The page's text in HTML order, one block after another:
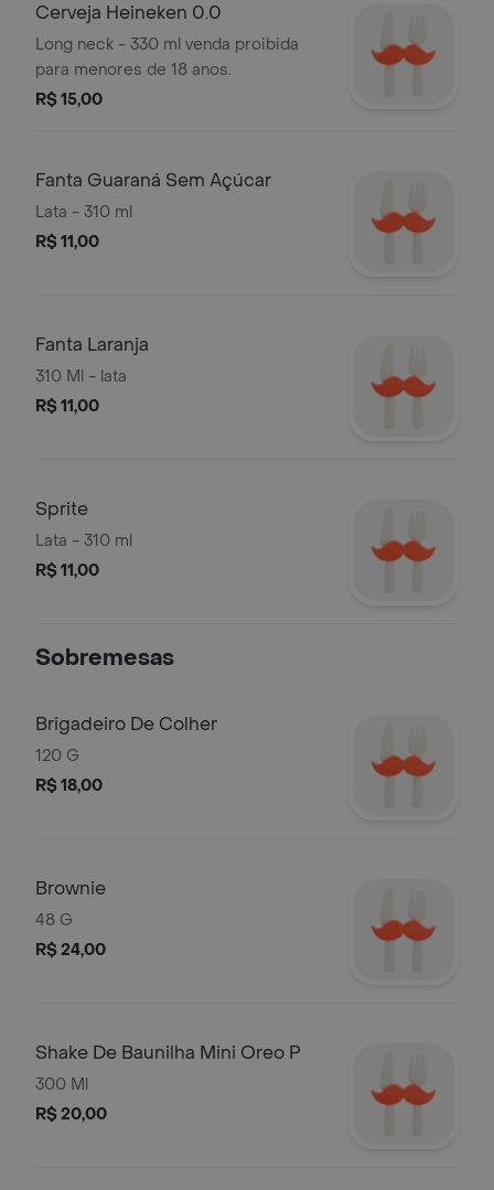
Cerveja Heineken 0.0
Long neck - 330 ml venda proibida
para menores de 18 anos.
R$ 15,00
Fanta Guaraná Sem Açúcar
Lata - 310 ml
R$ 11,00
Fanta Laranja
310 Ml - lata
R$ 11,00
Sprite
Lata - 310 ml
R$ 11,00
Sobremesas
Brigadeiro De Colher
120 G
R$ 18,00
Brownie
48 G
R$ 24,00
Shake De Baunilha Mini Oreo P
300 Ml
R$ 20,00